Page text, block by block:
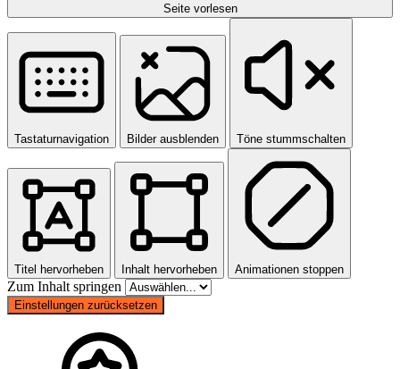
Seite vorlesen
Tastaturnavigation Bilder ausblenden Töne stummschalten
Titel hervorheben Inhalt hervorheben Animationen stoppen
Zum Inhalt springen
Einstellungen zurücksetzen